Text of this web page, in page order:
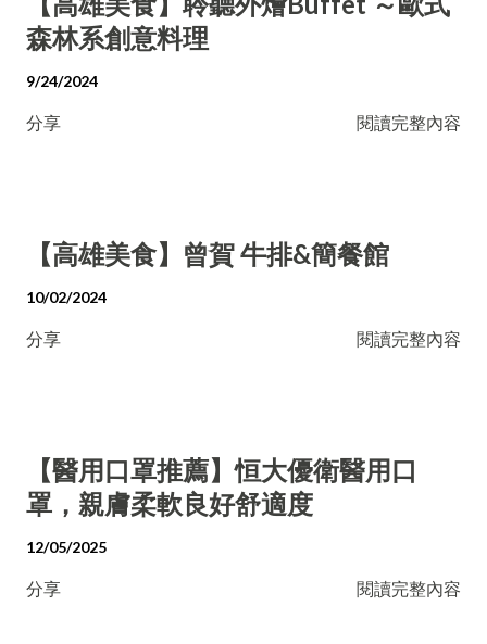
森林系創意料理
9/24/2024
分享 閱讀完整內容
【高雄美食】曾賀 牛排&簡餐館
10/02/2024
分享 閱讀完整內容
【醫用口罩推薦】恒大優衛醫用口
罩，親膚柔軟良好舒適度
12/05/2025
分享 閱讀完整內容